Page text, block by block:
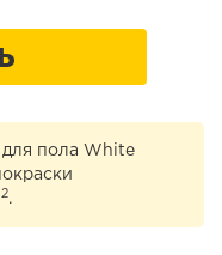
пола White
2.